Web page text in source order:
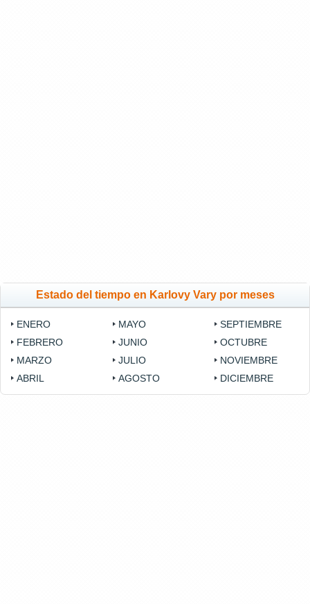
Estado del tiempo en Karlovy Vary por meses
ENERO
FEBRERO
MARZO
ABRIL
MAYO
JUNIO
JULIO
AGOSTO
SEPTIEMBRE
OCTUBRE
NOVIEMBRE
DICIEMBRE